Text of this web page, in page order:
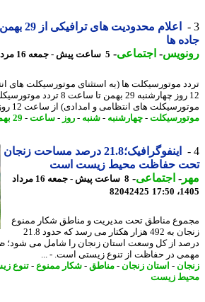
ها
-اجتماعی-5 ساعت پیش - جمعه 16 مرداد 1405، 20:53
موتورسیکلت ها (به استثنای موتورسیکلت های
12 روز چهارشنبه 29 بهمن تا ساعت 8 تردد
های انتظامی و امدادی) از ساعت 12 روز چهارشنبه ...
-چهارشنبه-شنبه-روز- ساعت-29 بهمن -
اینفوگرافیک؛21.8 درصد مساحت زنجان
حفاظت محیط زیست است
-اجتماعی-
8 ساعت پیش - جمعه 16 مرداد
82042425
مناطق تحت مدیریت و مناطق شکار ممنوع
زنجان به 492 هزار هکتار می رسد که حدود 21.8
از کل وسعت استان زنجان را شامل می شود؛
در حفاظت از تنوع زیستی است. - ...
-استان زنجان-مناطق-شکار ممنوع-تنوع زیستی
زیست